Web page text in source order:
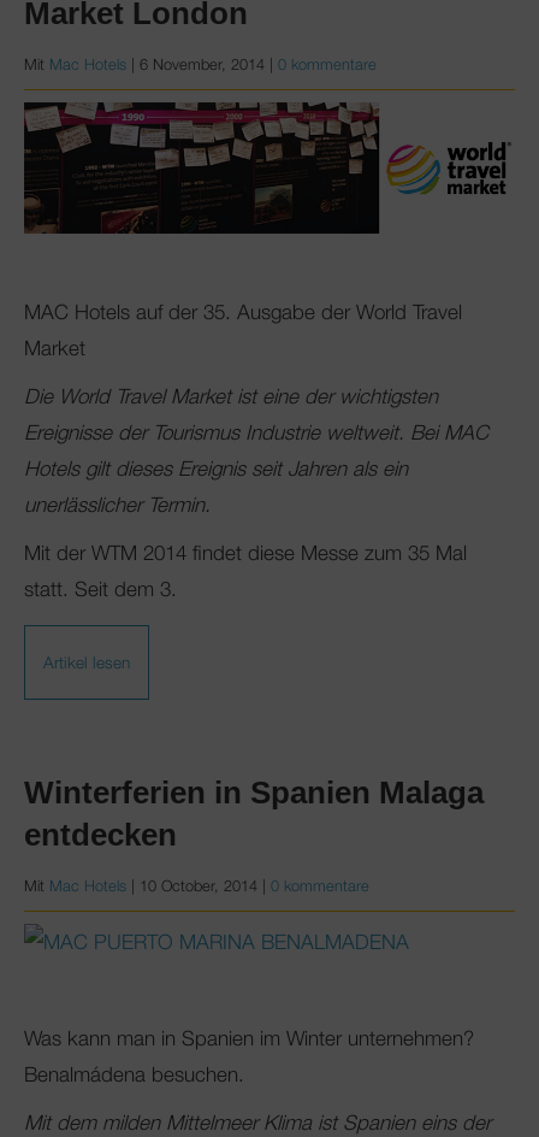
Market London
Mit Mac Hotels 6 November, 2014 0 kommentare
MAC Hotels auf der 35. Ausgabe der World Travel
Market
Die World Travel Market ist eine der wichtigsten
Ereignisse der Tourismus Industrie weltweit. Bei MAC
Hotels gilt dieses Ereignis seit Jahren als ein
unerlässlicher Termin.
Mit der WTM 2014 findet diese Messe zum 35 Mal
statt. Seit dem 3.
Artikel lesen
Winterferien in Spanien Malaga
entdecken
Mit Mac Hotels 10 October, 2014 0 kommentare
Was kann man in Spanien im Winter unternehmen?
Benalmádena besuchen.
Mit dem milden Mittelmeer Klima ist Spanien eins der